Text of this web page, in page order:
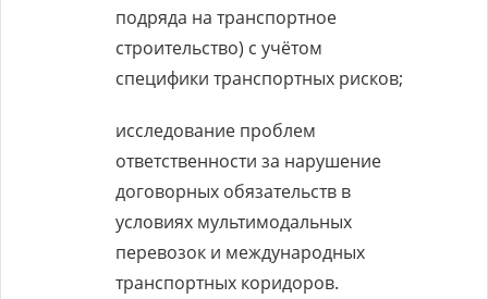
подряда на транспортное
строительство) с учётом
специфики транспортных рисков;
исследование проблем
ответственности за нарушение
договорных обязательств в
условиях мультимодальных
перевозок и международных
транспортных коридоров.